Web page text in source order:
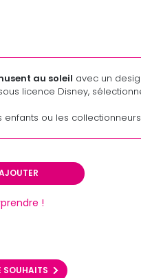
au soleil avec un
licence Disney,
enfants ou les
!
SOUHAITS